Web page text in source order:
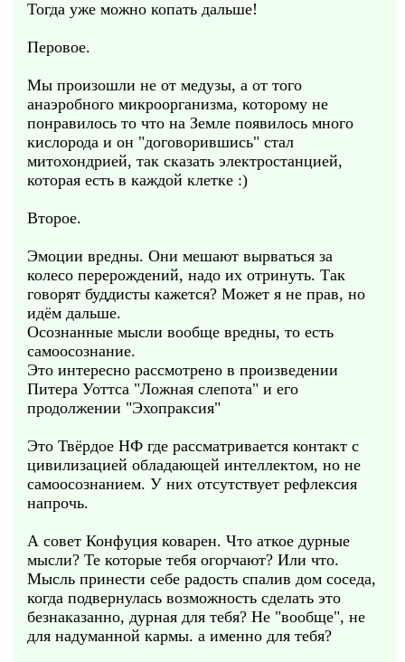
Тогда уже можно копать дальше!
Перовое.
Мы произошли не от медузы, а от того
анаэробного микроорганизма, которому не
понравилось то что на Земле появилось много
кислорода и он "договорившись" стал
митохондрией, так сказать электростанцией,
которая есть в каждой клетке :)
Второе.
Эмоции вредны. Они мешают вырваться за
колесо перерождений, надо их отринуть. Так
говорят буддисты кажется? Может я не прав, но
идём дальше.
Осознанные мысли вообще вредны, то есть
самоосознание.
Это интересно рассмотрено в произведении
Питера Уоттса "Ложная слепота" и его
продолжении "Эхопраксия"
Это Твёрдое НФ где рассматривается контакт с
цивилизацией обладающей интеллектом, но не
самоосознанием. У них отсутствует рефлексия
напрочь.
А совет Конфуция коварен. Что аткое дурные
мысли? Те которые тебя огорчают? Или что.
Мысль принести себе радость спалив дом соседа,
когда подвернулась возможность сделать это
безнаказанно, дурная для тебя? Не "вообще", не
для надуманной кармы. а именно для тебя?